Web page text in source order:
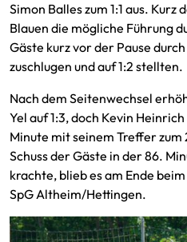
Simon Balles zum 1:1 aus.
Blauen die mögliche Führung
Gäste kurz vor der Pause
zuschlugen und auf 1:2 stellten.
Nach dem Seitenwechsel
Yel auf 1:3, doch Kevin
Minute mit seinem Treffer
Schuss der Gäste in der 86.
krachte, blieb es am Ende
SpG Altheim/Hettingen.